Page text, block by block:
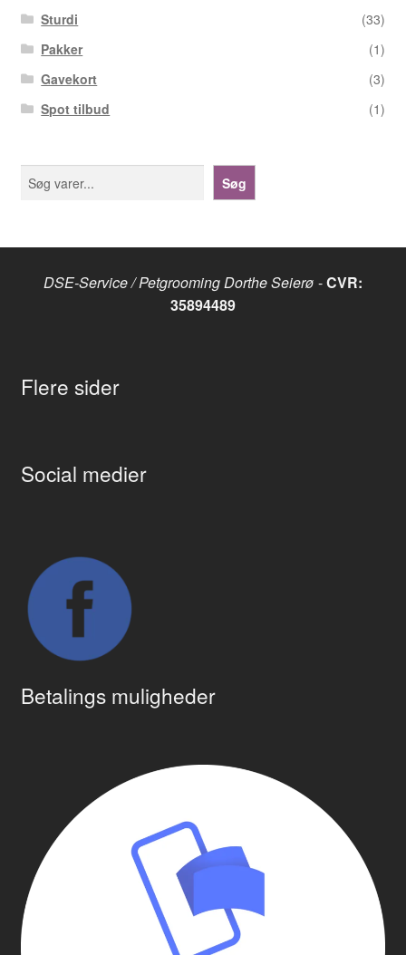
Sturdi
(33)
Pakker
(1)
Gavekort
(3)
Spot tilbud
(1)
Søg Søg
DSE-Service / Petgrooming Dorthe Seierø -CVR:
35894489
Flere sider
Social medier
Betalings muligheder